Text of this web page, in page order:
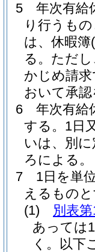
5
年次有給
り行うも
は、休暇簿(
る。 ただ
かじめ請
おいて承
6
年次有給
する。 1日
いは、別
ろによる。
7
1日を単
えるもの
(1)
別表
あっては
く。以下